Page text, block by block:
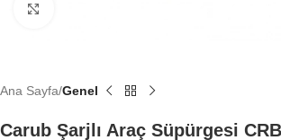
Ana Sayfa Genel
Carub Şarjlı Araç Süpürgesi